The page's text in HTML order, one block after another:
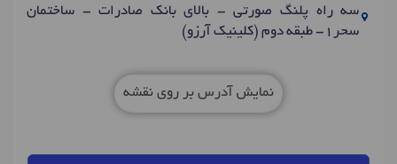
سه راه پلنگ صورتی - بالای بانک صادرات - ساختمان
سحر1- طبقه دوم (کلینیک آرزو)
نمایش آدرس بر روی نقشه